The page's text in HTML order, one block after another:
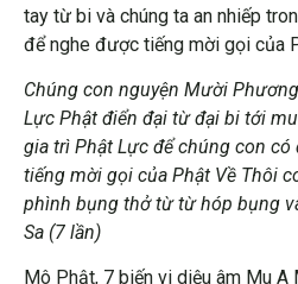
tay từ bi và chúng ta an nhiếp
để nghe được tiếng mời gọi của
Chúng con nguyện Mười
Lực Phật điển đại từ đại bi tới
gia trì Phật Lực để chúng con
tiếng mời gọi của Phật Về Thôi
phình bụng thở từ từ hóp bụng
Sa (7 lần)
Mô Phật, 7 biến vi diệu âm Mu A